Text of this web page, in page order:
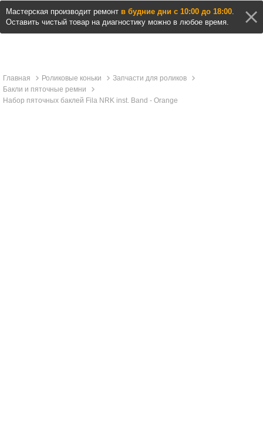
Мастерская производит ремонт в будние дни с 10:00 до 18:00.
Оставить чистый товар на диагностику можно в любое время.
Главная Роликовые коньки
Запчасти для роликов
Бакли и пяточные ремни
Набор пяточных баклей Fila NRK inst. Band - Orange